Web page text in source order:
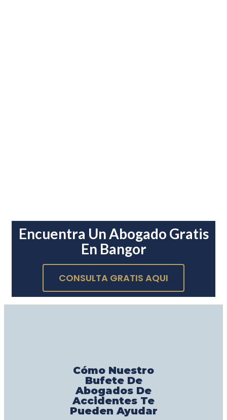
Encuentra Un Abogado Gratis
En Bangor
CONSULTA GRATIS AQUI
Cómo Nuestro
Bufete De
Abogados De
Accidentes Te
Pueden Ayudar